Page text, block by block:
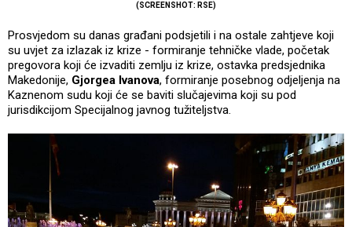
(SCREENSHOT: RSE)
Prosvjedom su danas građani podsjetili i na ostale zahtjeve koji
su uvjet za izlazak iz krize - formiranje tehničke vlade, početak
pregovora koji će izvaditi zemlju iz krize, ostavka predsjednika
Makedonije, Gjorgea Ivanova, formiranje posebnog odjeljenja na
Kaznenom sudu koji će se baviti slučajevima koji su pod
jurisdikcijom Specijalnog javnog tužiteljstva.